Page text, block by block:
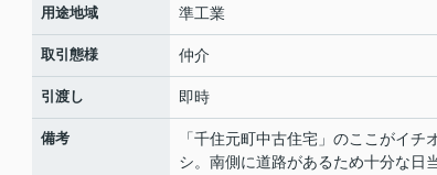
用途地域 準工業
取引態様 仲介
引渡し 即時
備考
「千住元町中古住宅」のここがイチ
シ。南側に道路があるため十分な日